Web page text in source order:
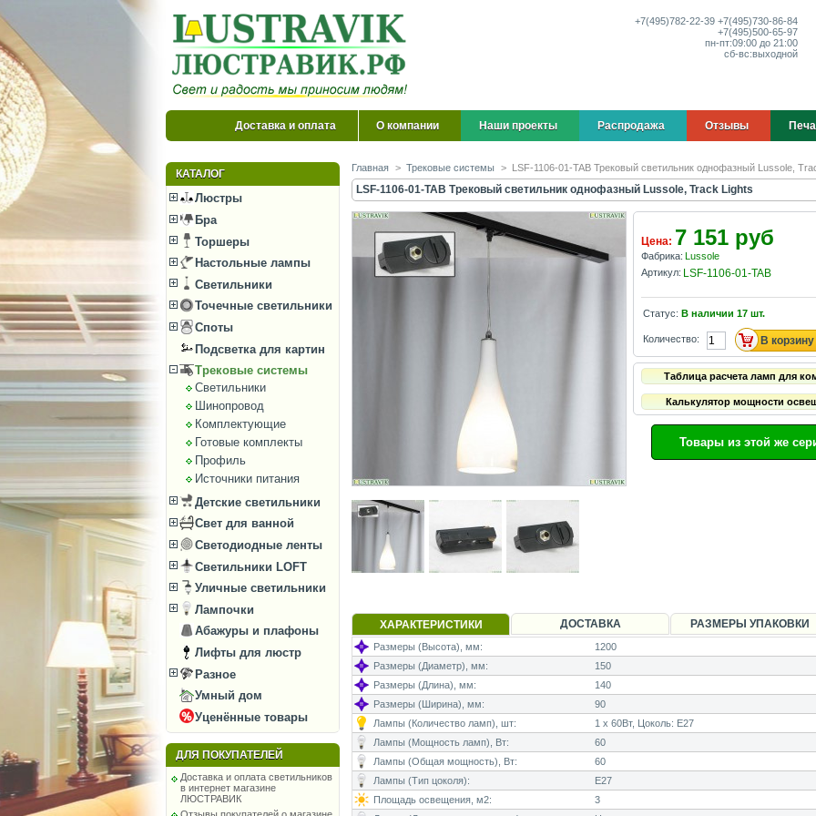
+7(495)782-22-39 +7(495)730-86-84
+7(495)500-65-97
пн-пт:09:00 до 21:00
сб-вс:выходной
Доставка и оплата О компании Наши проекты Распродажа Отзывы
КАТАЛОГ
Люстры
Бра
Торшеры
Настольные лампы
Светильники
Точечные светильники
Споты
Подсветка для картин
Трековые системы
Светильники
Шинопровод
Комплектующие
Готовые комплекты
Профиль
Источники питания
Детские светильники
Свет для ванной
Светодиодные ленты
Светильники LOFT
Уличные светильники
Лампочки
Абажуры и плафоны
Лифты для люстр
Разное
Умный дом
Уценённые товары
ДЛЯ ПОКУПАТЕЛЕЙ
Доставка и оплата светильников
в интернет магазине
ЛЮСТРАВИК
Главная > Трековые системы > LSF-1106-01-TAB Трековый светильник однофазный Lussole,
LSF-1106-01-TAB Трековый светильник однофазный Lussole, Track Lights
Цена: 7 151 руб
Фабрика: Lussole
Артикул: LSF-1106-01-TAB
Статус: В наличии 17 шт.
Количество:
Таблица расчета ламп для
Калькулятор мощности
Товары из этой же
ХАРАКТЕРИСТИКИ ДОСТАВКА РАЗМЕРЫ УПАКОВКИ
Размеры (Высота), мм:
1200
Размеры (Диаметр), мм:
150
Размеры (Длина), мм:
140
Размеры (Ширина), мм:
90
Лампы (Количество ламп), шт:
1 x 60Вт, Цоколь: E27
Лампы (Мощность ламп), Вт:
60
Лампы (Общая мощность), Вт:
60
Лампы (Тип цоколя):
E27
Площадь освещения, м2:
3